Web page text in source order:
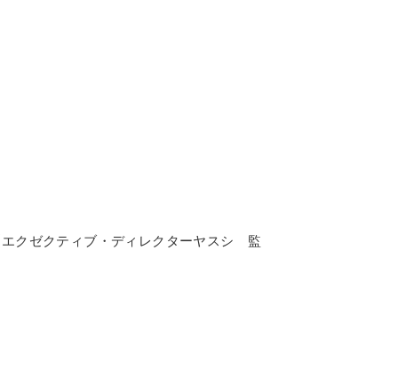
クゼクティブ・ディレクターヤスシ 監